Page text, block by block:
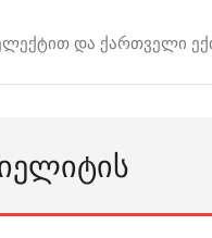
და ქართველი